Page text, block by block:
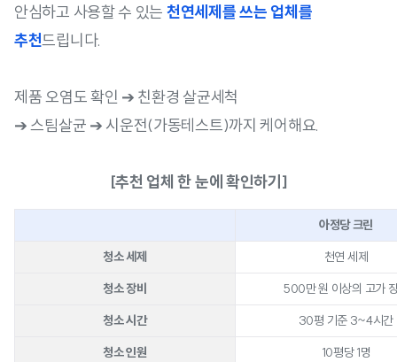
안심하고 사용할 수 있는 천연세제를 쓰는 업체를
추천드립니다.
제품 오염도 확인 ➔ 친환경 살균세척
➔ 스팀살균 ➔ 시운전(가동테스트)까지 케어해요.
[추천 업체 한 눈에 확인하기]
아정당 크린
청소 세제
천연 세제
청소 장비
500만 원 이상의 고가
청소 시간
30평 기준 3~4시간
청소 인원
10평당 1명